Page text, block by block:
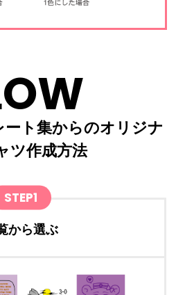
ト集からのオリジナ
ツ作成方法
STEP1
から選ぶ